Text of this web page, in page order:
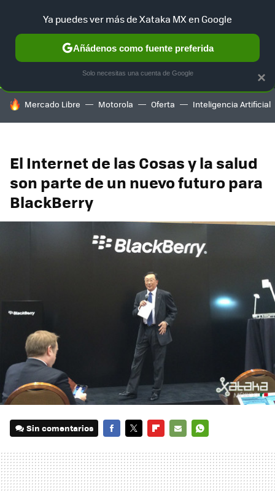
SELECCIÓN GAMING HOME AUTO TERRITORIO
HOY SE HABLA DE
Mercado Libre Motorola Oferta Inteligencia Artificial
El Internet de las Cosas y la salud
son parte de un nuevo futuro para
BlackBerry
Sin comentarios
MAIL
×
Ya puedes ver más de Xataka MX en Google
Añádenos como fuente preferida
Solo necesitas una cuenta de Google